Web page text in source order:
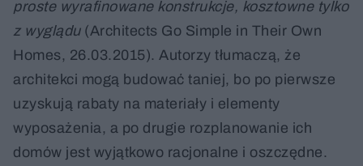
proste wyrafinowane konstrukcje, kosztowne tylko
z wyglądu(Architects Go Simple in Their Own
Homes, 26.03.2015). Autorzy tłumaczą, że
architekci mogą budować taniej, bo po pierwsze
uzyskują rabaty na materiały i elementy
wyposażenia, a po drugie rozplanowanie ich
domów jest wyjątkowo racjonalne i oszczędne.